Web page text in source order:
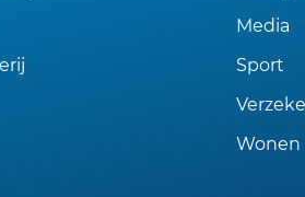
Media
Sport
Wonen